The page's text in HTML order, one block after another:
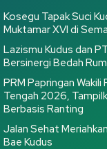
Kosegu Tapak Suci
Muktamar XVI di
Lazismu Kudus dan
Bersinergi Bedah
PRM Papringan Wakili
Tengah 2026,
Berbasis Ranting
Jalan Sehat
Bae Kudus